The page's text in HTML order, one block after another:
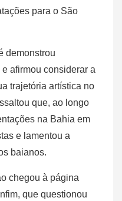
para o São
demonstrou
afirmou considerar a
trajetória artística no
que, ao longo
na Bahia em
e lamentou a
baianos.
chegou à página
que questionou